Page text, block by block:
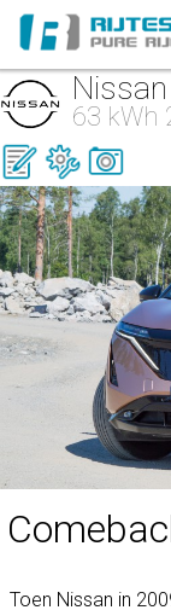
63 kWh
Toen Nissan in